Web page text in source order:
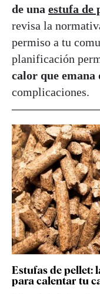
de una estufa de
revisa la
permiso a tu
planificación
calor que emana
complicaciones.
Estufas de pellet:
para calentar tu